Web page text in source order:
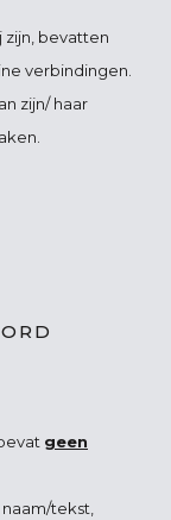
zijn, bevatten
verbindingen.
zijn/ haar
geen
tekst,